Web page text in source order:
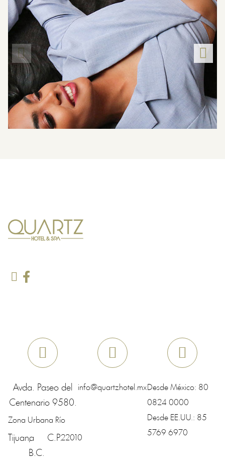
Avda. Paseo del
Centenario 9580.
Zona Urbana Río
Tijuana
,
B.C.
C.P.22010
info@quartzhotel.mxDesde México: 80
0824 0000
Desde EE.UU.: 85
5769 6970